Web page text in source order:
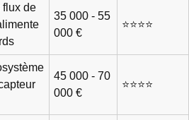
flux de
35 000 - 55
000 €
⭐⭐⭐⭐
45 000 - 70
000 €
⭐⭐⭐⭐